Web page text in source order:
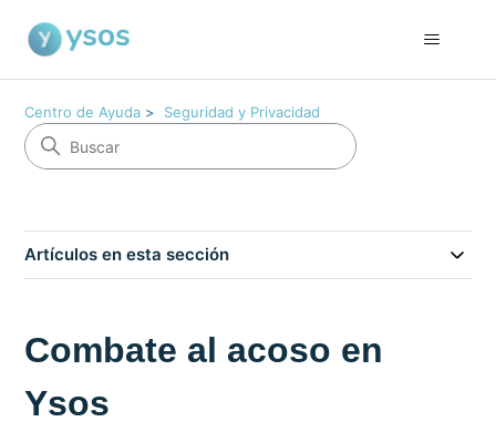
Centro de Ayuda Seguridad y Privacidad
Artículos en esta sección
Combate al acoso en
Ysos